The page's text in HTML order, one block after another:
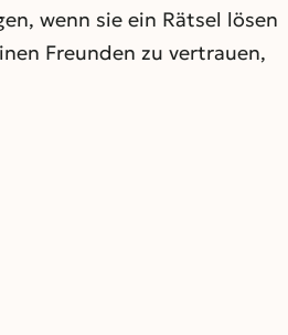
wenn sie ein Rätsel lösen
Freunden zu vertrauen,